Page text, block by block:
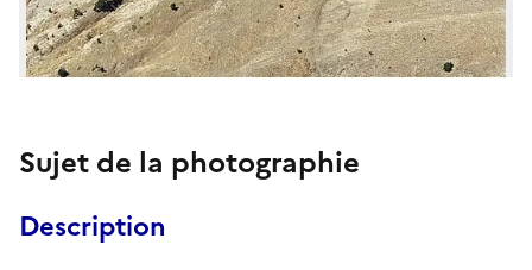
Sujet de la photographie
Description